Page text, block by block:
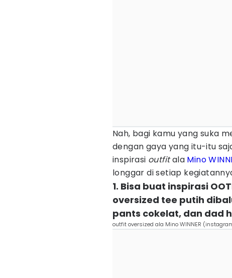
Nah, bagi kamu yang suka
dengan gaya yang itu-itu
inspirasi outfitala Mino
longgar di setiap
1. Bisa buat inspirasi
oversized tee putih
pants cokelat, dan dad
outfit oversized ala Mino WINNER